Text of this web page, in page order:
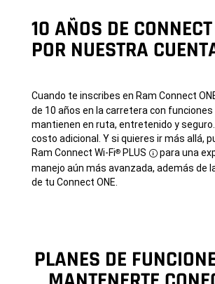
10 AÑOS DE
POR NUESTRA
Cuando te inscribes en Ram Connect
de 10 años en la carretera con funciones
mantienen en ruta, entretenido y
costo adicional. Y si quieres ir más allá,
Ram Connect Wi-Fi® PLUS
Disclosure
para una
manejo aún más avanzada, además de
de tu Connect ONE.
PLANES DE